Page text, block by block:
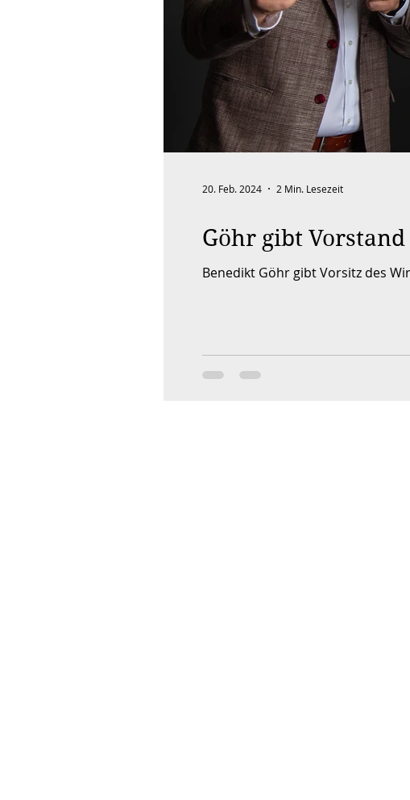
Göhr gibt
Benedikt Göhr gibt Vorsitz des
20. Feb. 2024 2 Min. Lesezeit